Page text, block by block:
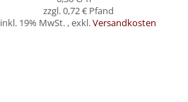
0,72 €
inkl. 19% MwSt.,exkl.Versandkosten